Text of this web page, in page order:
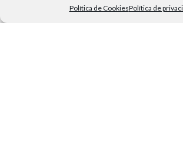
Política de CookiesPolítica de
Política de Privacidad
CarritoMi cuentaVehículo